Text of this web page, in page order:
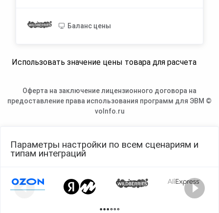
Баланс цены
Использовать значение цены товара для расчета
Оферта на заключение лицензионного договора на
предоставление права использования программ для ЭВМ ©
voInfo.ru
Параметры настройки по всем сценариям и
типам интеграций